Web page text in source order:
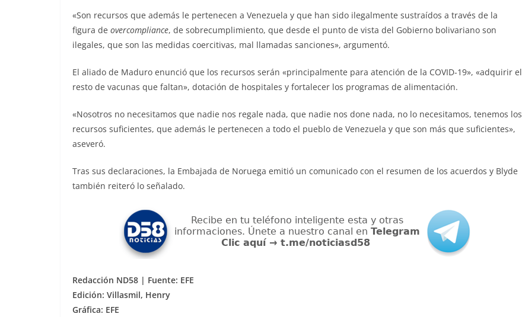
«Son recursos que además le pertenecen a Venezuela y que han sido ilegalmente sustraídos a través de la
figura de overcompliance, de sobrecumplimiento, que desde el punto de vista del Gobierno bolivariano son
ilegales, que son las medidas coercitivas, mal llamadas sanciones», argumentó.
El aliado de Maduro enunció que los recursos serán «principalmente para atención de la COVID-19», «adquirir el
resto de vacunas que faltan», dotación de hospitales y fortalecer los programas de alimentación.
«Nosotros no necesitamos que nadie nos regale nada, que nadie nos done nada, no lo necesitamos, tenemos los
recursos suficientes, que además le pertenecen a todo el pueblo de Venezuela y que son más que suficientes»,
aseveró.
Tras sus declaraciones, la Embajada de Noruega emitió un comunicado con el resumen de los acuerdos y Blyde
también reiteró lo señalado.
Redacción ND58 | Fuente: EFE
Edición: Villasmil, Henry
Gráfica: EFE